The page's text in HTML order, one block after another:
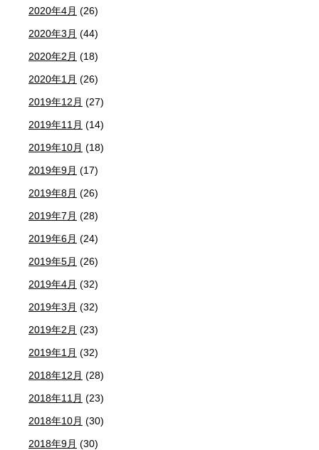
2020年4月 (26)
2020年3月 (44)
2020年2月 (18)
2020年1月 (26)
2019年12月 (27)
2019年11月 (14)
2019年10月 (18)
2019年9月 (17)
2019年8月 (26)
2019年7月 (28)
2019年6月 (24)
2019年5月 (26)
2019年4月 (32)
2019年3月 (32)
2019年2月 (23)
2019年1月 (32)
2018年12月 (28)
2018年11月 (23)
2018年10月 (30)
2018年9月 (30)